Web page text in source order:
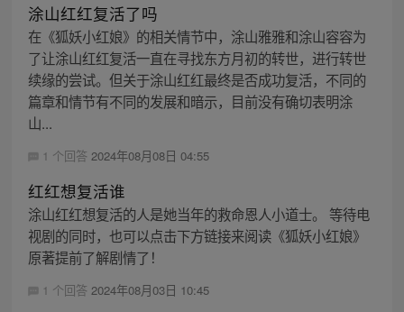
涂山红红复活了吗
在《狐妖小红娘》的相关情节中，涂山雅雅和涂山容容为
了让涂山红红复活一直在寻找东方月初的转世，进行转世
续缘的尝试。但关于涂山红红最终是否成功复活，不同的
篇章和情节有不同的发展和暗示，目前没有确切表明涂
山...
1 个回答 2024年08月08日 04:55
红红想复活谁
涂山红红想复活的人是她当年的救命恩人小道士。 等待电
视剧的同时，也可以点击下方链接来阅读《狐妖小红娘》
原著提前了解剧情了！
1 个回答 2024年08月03日 10:45